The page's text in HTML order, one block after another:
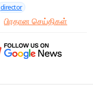
director
பிரதான செய்திகள்